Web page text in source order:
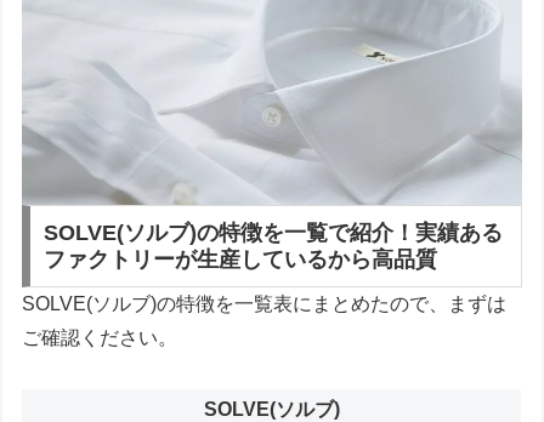
SOLVE(ソルブ)の特徴を一覧で紹介！実績ある
ファクトリーが生産しているから高品質
SOLVE(ソルブ)の特徴を一覧表にまとめたので、まずは
ご確認ください。
SOLVE(ソルブ)